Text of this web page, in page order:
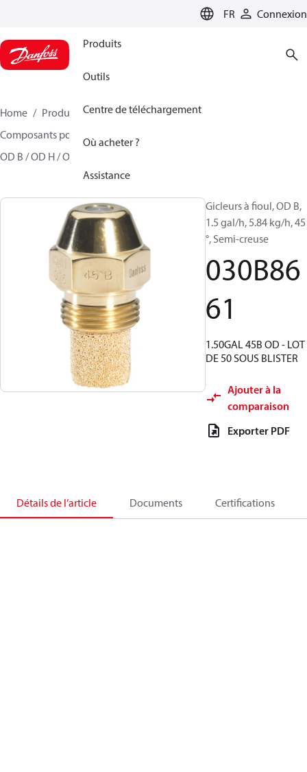
FR Connexion
Produits
Outils
Centre de téléchargement
Où acheter ?
Assistance
Home Produits
Climate Solutions - chauffage
Composants pour brûleur
OD B / OD H / OD S
Gicleurs à fioul, OD B,
1.5 gal/h, 5.84 kg/h, 45
°, Semi-creuse
030B86
61
1.50GAL 45B OD - LOT
DE 50 SOUS BLISTER
Ajouter à la
comparaison
Exporter PDF
Détails de l’article Documents Certifications